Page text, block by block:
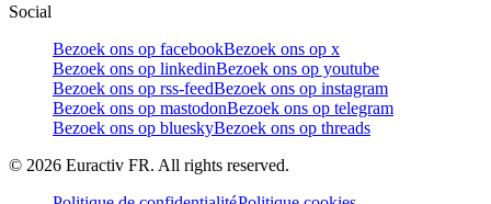
Social
Bezoek ons op facebookBezoek ons op x
Bezoek ons op linkedinBezoek ons op youtube
Bezoek ons op rss-feedBezoek ons op instagram
Bezoek ons op mastodonBezoek ons op telegram
Bezoek ons op blueskyBezoek ons op threads
© 2026 Euractiv FR. All rights reserved.